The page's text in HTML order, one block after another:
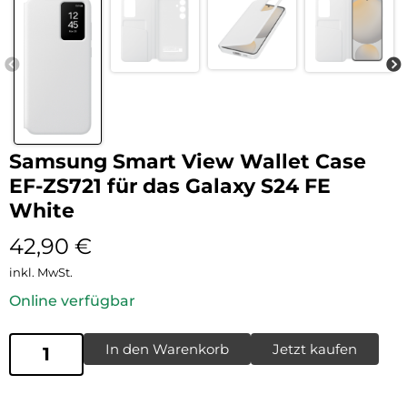
Samsung Smart View Wallet Case
EF-ZS721 für das Galaxy S24 FE
White
42,90 €
inkl. MwSt.
Online verfügbar
In den Warenkorb Jetzt kaufen